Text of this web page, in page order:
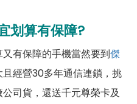
划算有保障?
有保障的手機當然要到傑
且經營30多年通信連鎖，挑
司貨，還送千元尊榮卡及